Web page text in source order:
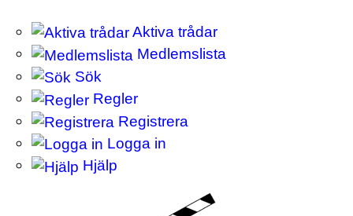
Aktiva trådar
Medlemslista
Sök
Regler
Registrera
Logga in
Hjälp